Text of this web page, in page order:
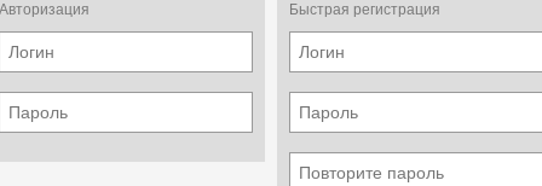
Авторизация Быстрая регистрация